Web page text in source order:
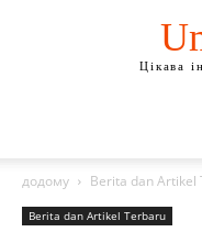
Цікава
додому Berita dan Artikel
Berita dan Artikel Terbaru